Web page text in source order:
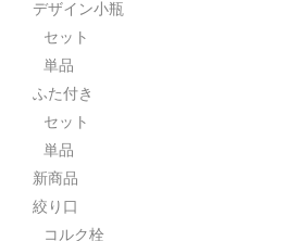
デザイン小瓶
セット
単品
ふた付き
セット
単品
新商品
絞り口
コルク栓